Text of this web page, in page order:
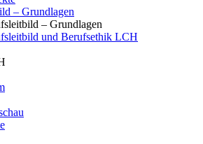
– Grundlagen
– Grundlagen
und Berufsethik LCH